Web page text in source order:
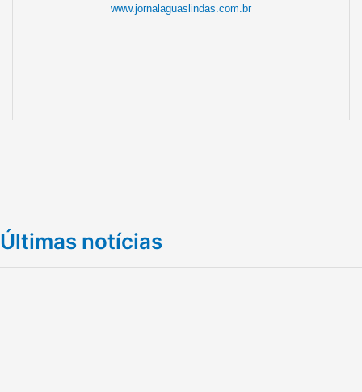
www.jornalaguaslindas.com.br
Últimas notícias